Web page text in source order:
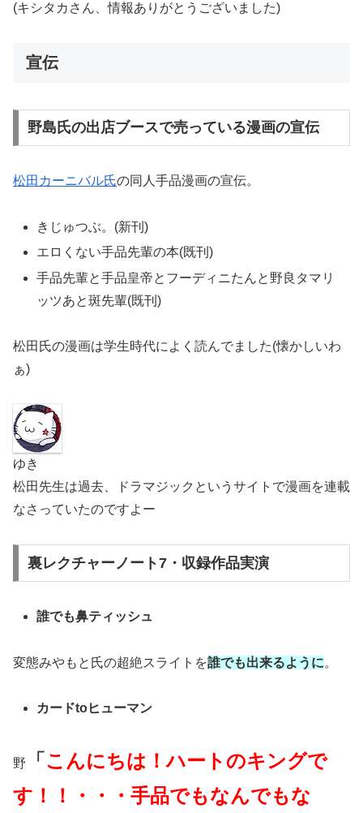
(キシタカさん、情報ありがとうございました)
宣伝
野島氏の出店ブースで売っている漫画の宣伝
松田カーニバル氏の同人手品漫画の宣伝。
きじゅつぶ。(新刊)
エロくない手品先輩の本(既刊)
手品先輩と手品皇帝とフーディニたんと野良タマリ
ッツあと斑先輩(既刊)
松田氏の漫画は学生時代によく読んでました(懐かしいわ
ぁ)
ゆき
松田先生は過去、ドラマジックというサイトで漫画を連載
なさっていたのですよー
裏レクチャーノート7・収録作品実演
誰でも鼻ティッシュ
変態みやもと氏の超絶スライトを誰でも出来るように。
カードtoヒューマン
野 「 こんにちは！ハートのキングで
す！！・・・手品でもなんでもな